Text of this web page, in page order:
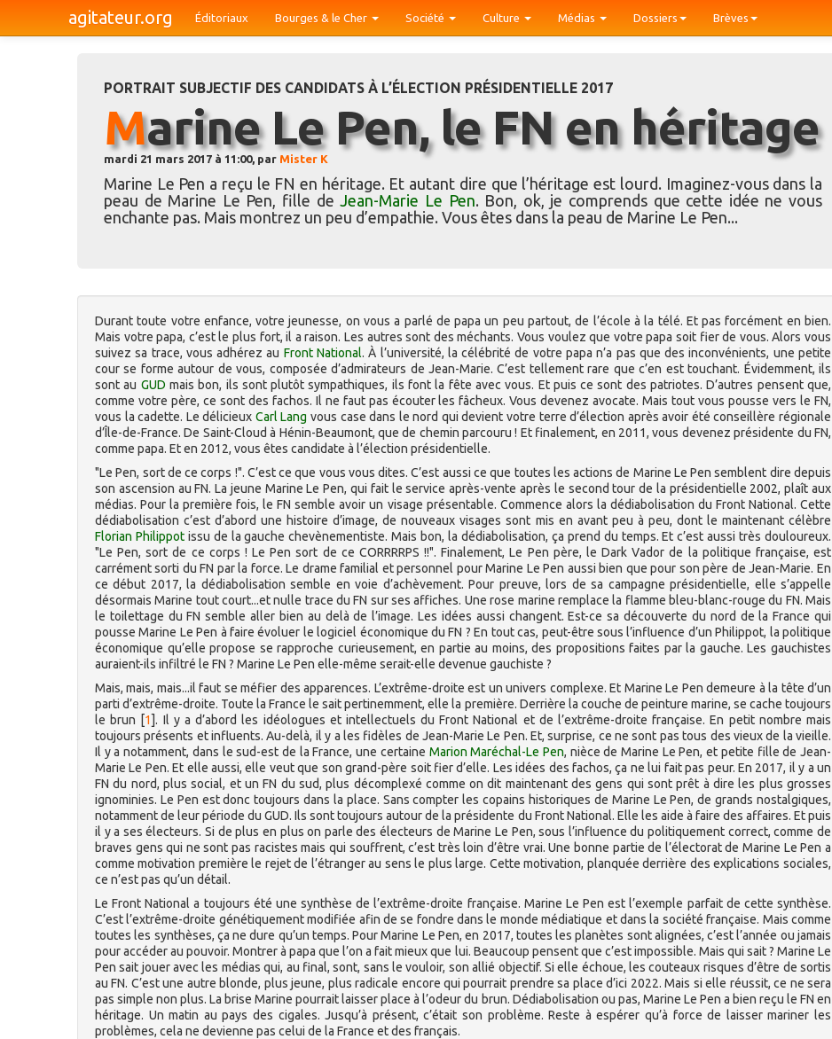
agitateur.org Éditoriaux Bourges & le Cher Société Culture Médias Dossiers Brèves
PORTRAIT SUBJECTIF DES CANDIDATS À L’ÉLECTION PRÉSIDENTIELLE 2017
Marine Le Pen, le FN en héritage
mardi 21 mars 2017 à 11:00, par Mister K
Marine Le Pen a reçu le FN en héritage. Et autant dire que l’héritage est lourd. Imaginez-vous dans la
peau de Marine Le Pen, fille de Jean-Marie Le Pen. Bon, ok, je comprends que cette idée ne vous
enchante pas. Mais montrez un peu d’empathie. Vous êtes dans la peau de Marine Le Pen...
Durant toute votre enfance, votre jeunesse, on vous a parlé de papa un peu partout, de l’école à la télé. Et pas forcément en bien.
Mais votre papa, c’est le plus fort, il a raison. Les autres sont des méchants. Vous voulez que votre papa soit fier de vous. Alors vous
suivez sa trace, vous adhérez au Front National. À l’université, la célébrité de votre papa n’a pas que des inconvénients, une petite
cour se forme autour de vous, composée d’admirateurs de Jean-Marie. C’est tellement rare que c’en est touchant. Évidemment, ils
sont au GUD mais bon, ils sont plutôt sympathiques, ils font la fête avec vous. Et puis ce sont des patriotes. D’autres pensent que,
comme votre père, ce sont des fachos. Il ne faut pas écouter les fâcheux. Vous devenez avocate. Mais tout vous pousse vers le FN,
vous la cadette. Le délicieux Carl Lang vous case dans le nord qui devient votre terre d’élection après avoir été conseillère régionale
d’Île-de-France. De Saint-Cloud à Hénin-Beaumont, que de chemin parcouru ! Et finalement, en 2011, vous devenez présidente du FN,
comme papa. Et en 2012, vous êtes candidate à l’élection présidentielle.
"Le Pen, sort de ce corps !". C’est ce que vous vous dites. C’est aussi ce que toutes les actions de Marine Le Pen semblent dire depuis
son ascension au FN. La jeune Marine Le Pen, qui fait le service après-vente après le second tour de la présidentielle 2002, plaît aux
médias. Pour la première fois, le FN semble avoir un visage présentable. Commence alors la dédiabolisation du Front National. Cette
dédiabolisation c’est d’abord une histoire d’image, de nouveaux visages sont mis en avant peu à peu, dont le maintenant célèbre
Florian Philippotissu de la gauche chevènementiste. Mais bon, la dédiabolisation, ça prend du temps. Et c’est aussi très douloureux.
"Le Pen, sort de ce corps ! Le Pen sort de ce CORRRRPS !!". Finalement, Le Pen père, le Dark Vador de la politique française, est
carrément sorti du FN par la force. Le drame familial et personnel pour Marine Le Pen aussi bien que pour son père de Jean-Marie. En
ce début 2017, la dédiabolisation semble en voie d’achèvement. Pour preuve, lors de sa campagne présidentielle, elle s’appelle
désormais Marine tout court...et nulle trace du FN sur ses affiches. Une rose marine remplace la flamme bleu-blanc-rouge du FN. Mais
le toilettage du FN semble aller bien au delà de l’image. Les idées aussi changent. Est-ce sa découverte du nord de la France qui
pousse Marine Le Pen à faire évoluer le logiciel économique du FN ? En tout cas, peut-être sous l’influence d’un Philippot, la politique
économique qu’elle propose se rapproche curieusement, en partie au moins, des propositions faites par la gauche. Les gauchistes
auraient-ils infiltré le FN ? Marine Le Pen elle-même serait-elle devenue gauchiste ?
Mais, mais, mais...il faut se méfier des apparences. L’extrême-droite est un univers complexe. Et Marine Le Pen demeure à la tête d’un
parti d’extrême-droite. Toute la France le sait pertinemment, elle la première. Derrière la couche de peinture marine, se cache toujours
le brun [1]. Il y a d’abord les idéologues et intellectuels du Front National et de l’extrême-droite française. En petit nombre mais
toujours présents et influents. Au-delà, il y a les fidèles de Jean-Marie Le Pen. Et, surprise, ce ne sont pas tous des vieux de la vieille.
Il y a notamment, dans le sud-est de la France, une certaine Marion Maréchal-Le Pen, nièce de Marine Le Pen, et petite fille de Jean-
Marie Le Pen. Et elle aussi, elle veut que son grand-père soit fier d’elle. Les idées des fachos, ça ne lui fait pas peur. En 2017, il y a un
FN du nord, plus social, et un FN du sud, plus décomplexé comme on dit maintenant des gens qui sont prêt à dire les plus grosses
ignominies. Le Pen est donc toujours dans la place. Sans compter les copains historiques de Marine Le Pen, de grands nostalgiques,
notamment de leur période du GUD. Ils sont toujours autour de la présidente du Front National. Elle les aide à faire des affaires. Et puis
il y a ses électeurs. Si de plus en plus on parle des électeurs de Marine Le Pen, sous l’influence du politiquement correct, comme de
braves gens qui ne sont pas racistes mais qui souffrent, c’est très loin d’être vrai. Une bonne partie de l’électorat de Marine Le Pen a
comme motivation première le rejet de l’étranger au sens le plus large. Cette motivation, planquée derrière des explications sociales,
ce n’est pas qu’un détail.
Le Front National a toujours été une synthèse de l’extrême-droite française. Marine Le Pen est l’exemple parfait de cette synthèse.
C’est l’extrême-droite génétiquement modifiée afin de se fondre dans le monde médiatique et dans la société française. Mais comme
toutes les synthèses, ça ne dure qu’un temps. Pour Marine Le Pen, en 2017, toutes les planètes sont alignées, c’est l’année ou jamais
pour accéder au pouvoir. Montrer à papa que l’on a fait mieux que lui. Beaucoup pensent que c’est impossible. Mais qui sait ? Marine Le
Pen sait jouer avec les médias qui, au final, sont, sans le vouloir, son allié objectif. Si elle échoue, les couteaux risques d’être de sortis
au FN. C’est une autre blonde, plus jeune, plus radicale encore qui pourrait prendre sa place d’ici 2022. Mais si elle réussit, ce ne sera
pas simple non plus. La brise Marine pourrait laisser place à l’odeur du brun. Dédiabolisation ou pas, Marine Le Pen a bien reçu le FN en
héritage. Un matin au pays des cigales. Jusqu’à présent, c’était son problème. Reste à espérer qu’à force de laisser mariner les
problèmes, cela ne devienne pas celui de la France et des français.